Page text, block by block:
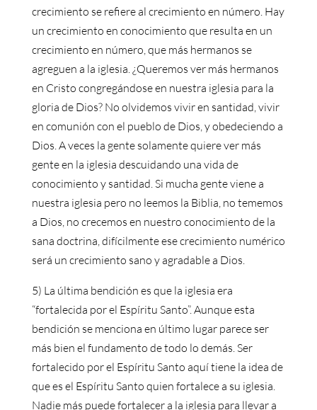
crecimiento se refiere al crecimiento en número. Hay
un crecimiento en conocimiento que resulta en un
crecimiento en número, que más hermanos se
agreguen a la iglesia. ¿Queremos ver más hermanos
en Cristo congregándose en nuestra iglesia para la
gloria de Dios? No olvidemos vivir en santidad, vivir
en comunión con el pueblo de Dios, y obedeciendo a
Dios. A veces la gente solamente quiere ver más
gente en la iglesia descuidando una vida de
conocimiento y santidad. Si mucha gente viene a
nuestra iglesia pero no leemos la Biblia, no tememos
a Dios, no crecemos en nuestro conocimiento de la
sana doctrina, difícilmente ese crecimiento numérico
será un crecimiento sano y agradable a Dios.
5) La última bendición es que la iglesia era
“fortalecida por el Espíritu Santo”. Aunque esta
bendición se menciona en último lugar parece ser
más bien el fundamento de todo lo demás. Ser
fortalecido por el Espíritu Santo aquí tiene la idea de
que es el Espíritu Santo quien fortalece a su iglesia.
Nadie más puede fortalecer a la iglesia para llevar a